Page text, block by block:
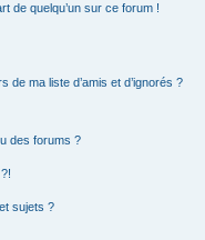
de quelqu’un sur ce forum !
de ma liste d’amis et d’ignorés ?
des forums ?
sujets ?